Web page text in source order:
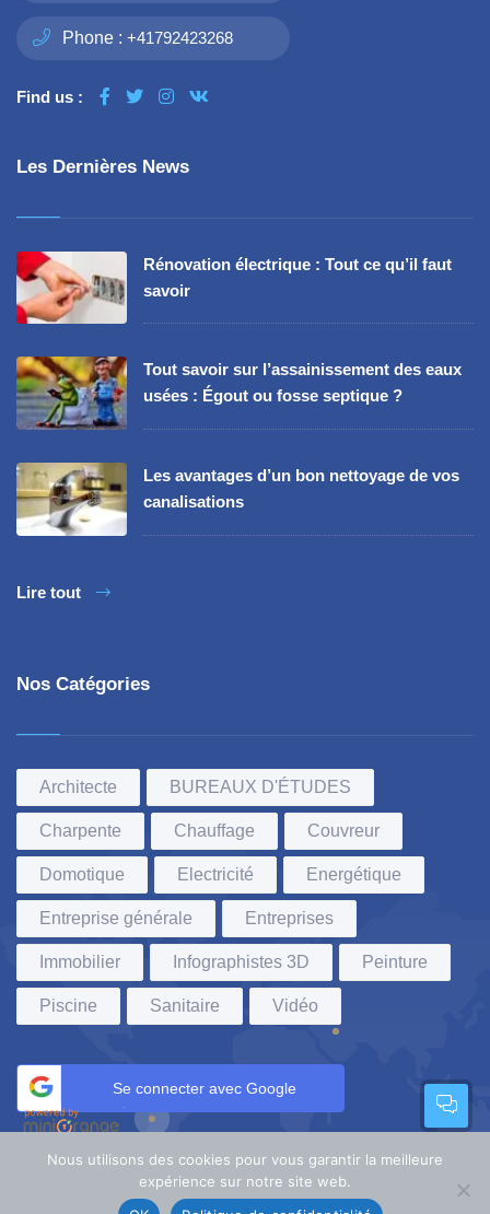
Phone : +41792423268
Find us :
Les Dernières News
Rénovation électrique : Tout ce qu’il faut
savoir
Tout savoir sur l’assainissement des eaux
usées : Égout ou fosse septique ?
Les avantages d’un bon nettoyage de vos
canalisations
Lire tout
Nos Catégories
Architecte BUREAUX D'ÉTUDES
Charpente Chauffage Couvreur
Domotique Electricité Energétique
Entreprise générale Entreprises
Immobilier Infographistes 3D Peinture
Piscine Sanitaire Vidéo
Se connecter avec Google
2022. Tous droits réservés.
Nous utilisons des cookies pour vous garantir la meilleure
expérience sur notre site web.